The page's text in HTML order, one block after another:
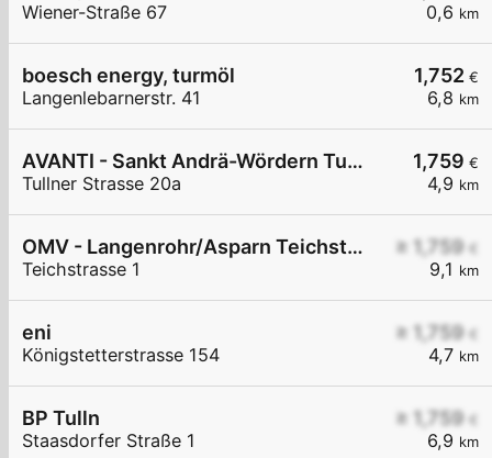
0,6 km
Wiener-Straße 67
1,752 €
6,8 km
boesch energy, turmöl
Langenlebarnerstr. 41
1,759 €
4,9 km
AVANTI - Sankt Andrä-Wördern Tullner Straße 20a
Tullner Strasse 20a
≥ 1,759 €
9,1 km
OMV - Langenrohr/Asparn Teichstraße 1
Teichstrasse 1
≥ 1,759 €
4,7 km
eni
Königstetterstrasse 154
≥ 1,759 €
6,9 km
BP Tulln
Staasdorfer Straße 1